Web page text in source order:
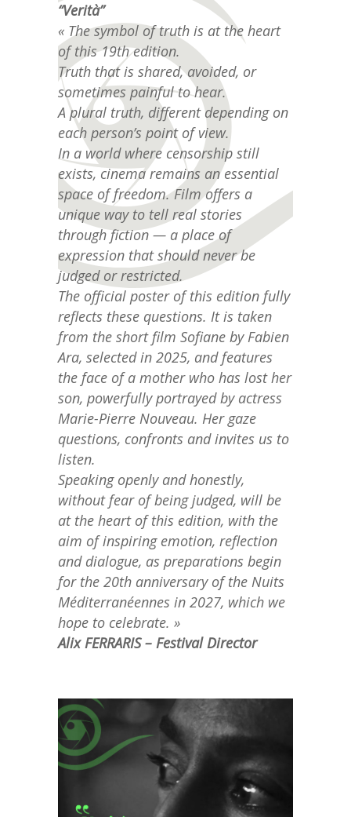
“Verità”
« The symbol of truth is at the heart
of this 19th edition.
Truth that is shared, avoided, or
sometimes painful to hear.
A plural truth, different depending on
each person’s point of view.
In a world where censorship still
exists, cinema remains an essential
space of freedom. Film offers a
unique way to tell real stories
through fiction — a place of
expression that should never be
judged or restricted.
The official poster of this edition fully
reflects these questions. It is taken
from the short film Sofiane by Fabien
Ara, selected in 2025, and features
the face of a mother who has lost her
son, powerfully portrayed by actress
Marie-Pierre Nouveau. Her gaze
questions, confronts and invites us to
listen.
Speaking openly and honestly,
without fear of being judged, will be
at the heart of this edition, with the
aim of inspiring emotion, reflection
and dialogue, as preparations begin
for the 20th anniversary of the Nuits
Méditerranéennes in 2027, which we
hope to celebrate. »
Alix FERRARIS – Festival Director